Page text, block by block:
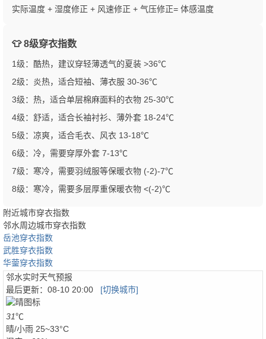
实际温度 + 湿度修正 + 风速修正 + 气压修正= 体感温度
👕 8级穿衣指数
1级：酷热，建议穿轻薄透气的夏装 >36℃
2级：炎热，适合短袖、薄衣服 30-36℃
3级：热，适合单层棉麻面料的衣物 25-30℃
4级：舒适，适合长袖衬衫、薄外套 18-24℃
5级：凉爽，适合毛衣、风衣 13-18℃
6级：冷，需要穿厚外套 7-13℃
7级：寒冷，需要羽绒服等保暖衣物 (-2)-7℃
8级：寒冷，需要多层厚重保暖衣物 <(-2)℃
附近城市穿衣指数
邻水周边城市穿衣指数
岳池穿衣指数
武胜穿衣指数
华蓥穿衣指数
邻水实时天气预报
最后更新： 08-10 20:00 [切换城市]
31℃
晴/小雨 25~33°C